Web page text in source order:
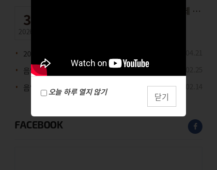
오늘 하루 열지 않기 닫기
제58회 (사)한국음악협회 서울음악제 작품 공모 당선
2026.07.
30
2026-1 김영길 명예교수 음악이론 특강
음악교육과 실기과정표(2026)
음악교육과 실기과정표
2024.02.
FACEBOOK